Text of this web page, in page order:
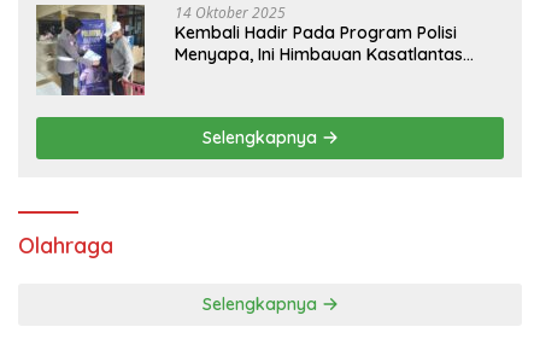
14 Oktober 2025
Kembali Hadir Pada Program Polisi
Menyapa, Ini Himbauan Kasatlantas
Selengkapnya
Olahraga
Selengkapnya